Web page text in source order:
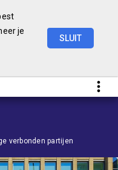
je
SLUIT
verbonden partijen